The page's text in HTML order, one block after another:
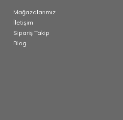
Mağazalarımız
İletişim
Sipariş Takip
Blog